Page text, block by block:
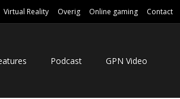
Virtual Reality Overig Online gaming Contact
Podcast GPN Video